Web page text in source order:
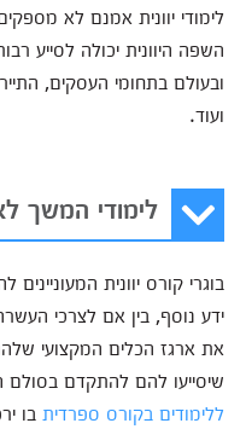
לימודי יוונית אמנם לא
השפה היוונית יכולה לסייע
ובעולם בתחומי העסקים,
ועוד.
לימודי המשך
בוגרי קורס יוונית
ידע נוסף, בין אם לצרכי
את ארגז הכלים המקצועי שלהם
שיסייעו להם להתקדם בסולם
ללימודים בקורס ספרדיתבו